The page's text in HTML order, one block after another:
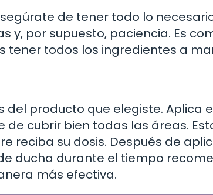
de tener todo lo
y, por supuesto, paciencia. Es
tener todos los ingredientes a
del producto que elegiste.
de cubrir bien todas las áreas.
reciba su dosis. Después de
ducha durante el tiempo
más efectiva.